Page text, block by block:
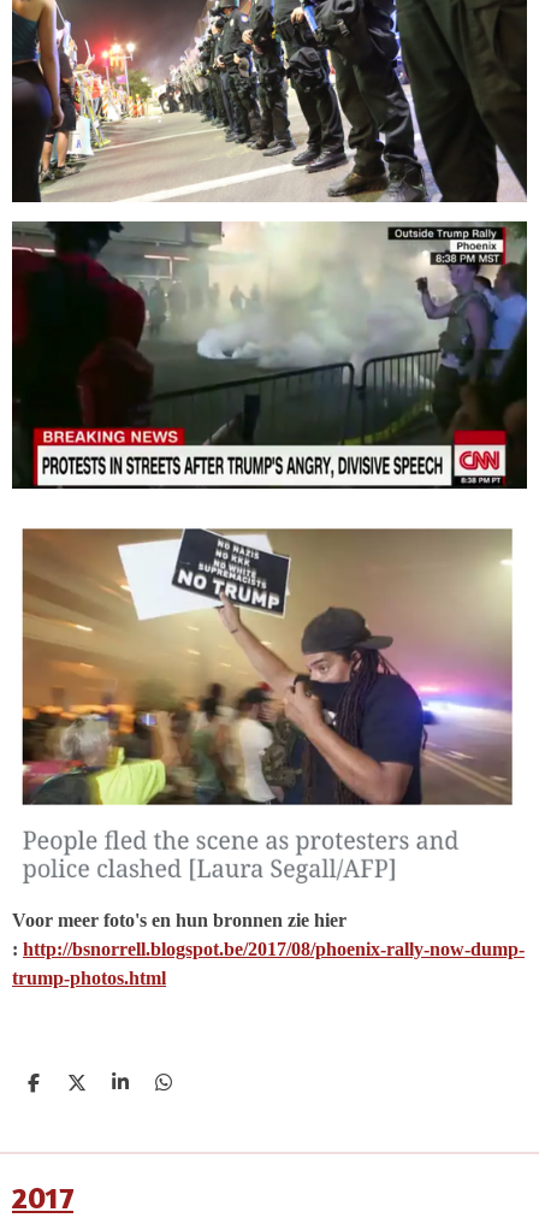
Voor meer foto's en hun bronnen zie hier
: http://bsnorrell.blogspot.be/2017/08/phoenix-rally-now-dump-
trump-photos.html
D
D
S
D
2017